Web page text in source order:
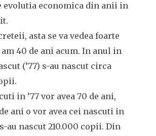
evolutia economica din anii in
asta se va vedea foarte
40 de ani acum. In anul in
(’77) s-au nascut circa
in ’77 vor avea 70 de ani,
ani o vor avea cei nascuti in
au nascut 210.000 copii. Din